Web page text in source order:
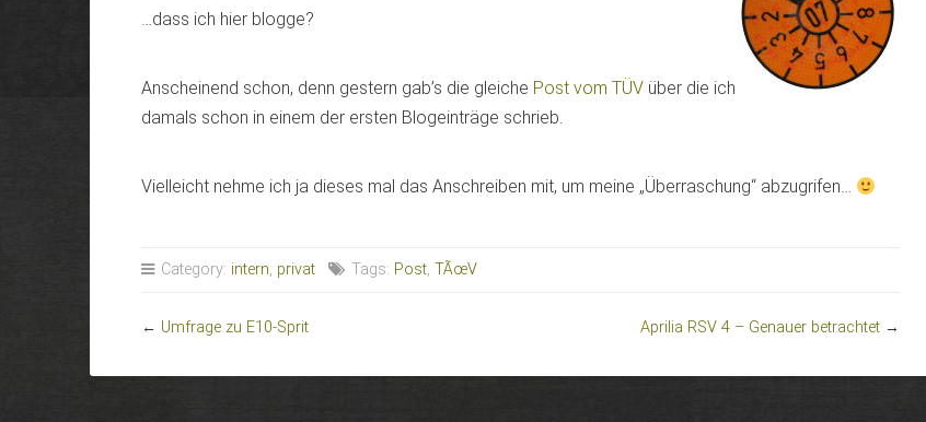
…dass ich hier blogge?
Anscheinend schon, denn gestern gab’s die gleiche Post vom TÜV über die ich
damals schon in einem der ersten Blogeinträge schrieb.
Vielleicht nehme ich ja dieses mal das Anschreiben mit, um meine „Überraschung“ abzugrifen…
Category: intern, privat Tags: Post,TÃœV
← Umfrage zu E10-Sprit Aprilia RSV 4 – Genauer betrachtet →